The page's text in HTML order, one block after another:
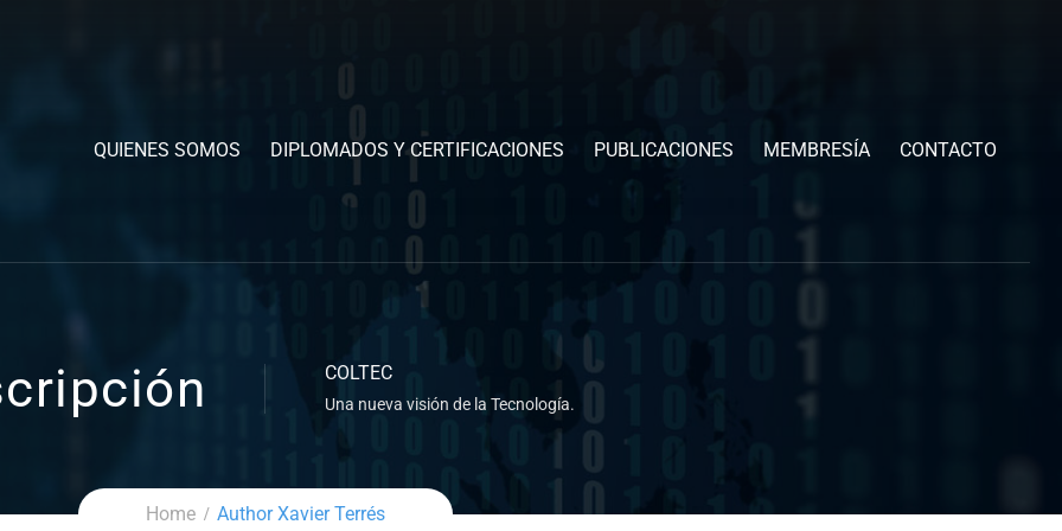
QUIENES SOMOS DIPLOMADOS Y CERTIFICACIONES PUBLICACIONES MEMBRESÍA CONTACTO
COLTEC
Una nueva visión de la Tecnología.
Home Author Xavier Terrés